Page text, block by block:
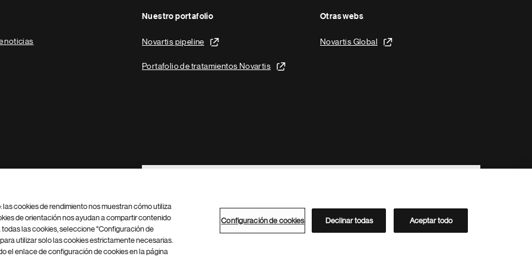
noticias
Nuestro portafolio
Novartis pipeline
Portafolio de tratamientos Novartis
Otras webs
Novartis Global
Footer Site Search
Configuración de cookies Mapa del sitio
Directorio de Novartis
cookies de rendimiento nos muestran cómo utiliza
de orientación nos ayudan a compartir contenido
las cookies, seleccione "Configuración de
utilizar solo las cookies estrictamente necesarias.
el enlace de configuración de cookies en la página
Configuración de cookies Declinar todas Aceptar todo